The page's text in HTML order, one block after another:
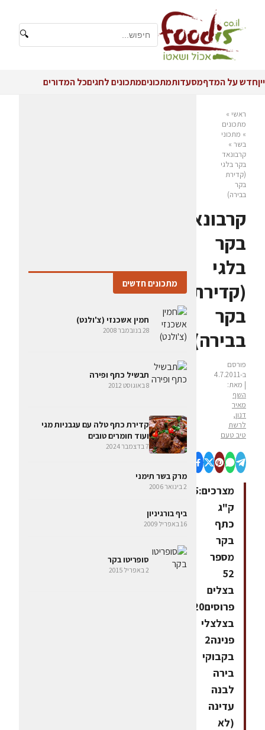
🔍
ייןחדש על המדףמסעדותמתכוניםמתכונים לחגיםכל המדורים
ראשי »
מתכונים
» מתכוני
בשר »
קרבונאד
בקר בלגי
(קדירת
בקר
בבירה)
קרבונאד
בקר
בלגי
(קדירת
בקר
בבירה)
פורסם
ב-4.7.2011
| מאת:
השף
מאיר
דנון,
לרשת
טיב טעם
מצרכים:1.5
ק"ג
כתף
בקר
מספר
52
בצלים
פרוסים20
בצלצלי
פנינה2
בקבוקי
בירה
לבנה
עדינה
(לא
מתכונים חדשים
חמין אשכנזי (צ'ולנט)
28 בנובמבר 2008
תבשיל כתף ופירה
8 באוגוסט 2012
קדירת כתף טלה עם עגבניות מגי
ועוד חומרים טובים
7 בדצמבר 2024
מרק בשר תימני
2 בינואר 2006
ביף בורגיניון
16 באפריל 2009
סופריטו בקר
2 באפריל 2015